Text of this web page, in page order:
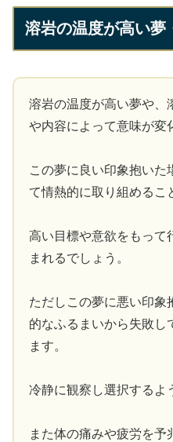
溶岩の温度が高い夢
溶岩の温度が高い夢や、
や内容によって意味が変
この夢に良い印象抱いた
て情熱的に取り組めるこ
高い目標や意欲をもって
まれるでしょう。
ただしこの夢に悪い印象
的なふるまいから失敗し
ます。
冷静に観察し選択するよ
また体の痛みや疲労を